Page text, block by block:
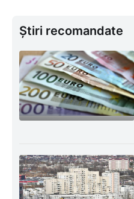
Știri recomandate